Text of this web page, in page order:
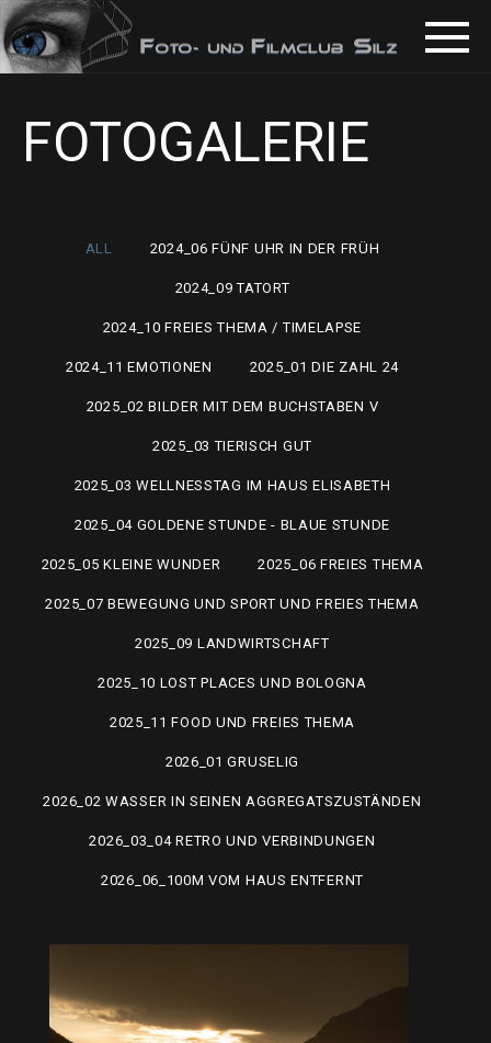
FOTOGALERIE
ALL 2024_06 FÜNF UHR IN DER FRÜH
2024_09 TATORT
2024_10 FREIES THEMA / TIMELAPSE
2024_11 EMOTIONEN 2025_01 DIE ZAHL 24
2025_02 BILDER MIT DEM BUCHSTABEN V
2025_03 TIERISCH GUT
2025_03 WELLNESSTAG IM HAUS ELISABETH
2025_04 GOLDENE STUNDE - BLAUE STUNDE
2025_05 KLEINE WUNDER 2025_06 FREIES THEMA
2025_07 BEWEGUNG UND SPORT UND FREIES THEMA
2025_09 LANDWIRTSCHAFT
2025_10 LOST PLACES UND BOLOGNA
2025_11 FOOD UND FREIES THEMA
2026_01 GRUSELIG
2026_02 WASSER IN SEINEN AGGREGATSZUSTÄNDEN
2026_03_04 RETRO UND VERBINDUNGEN
2026_06_100M VOM HAUS ENTFERNT